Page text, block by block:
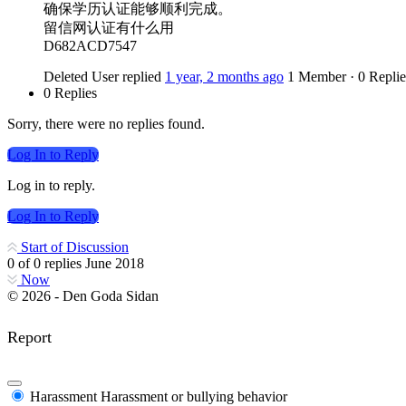
确保学历认证能够顺利完成。
留信网认证有什么用
D682ACD7547
Deleted User replied 1 year, 2 months ago 1 Member · 0
0 Replies
Sorry, there were no replies found.
Log In to Reply
Log in to reply.
Log In to Reply
Start of Discussion
0 of0 replies June 2018
Now
© 2026 - Den Goda Sidan
Report
Harassment Harassment or bullying behavior